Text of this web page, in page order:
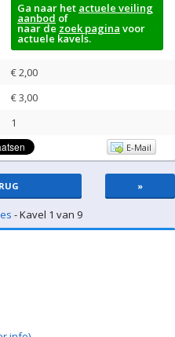
Ga naar het actuele veiling
aanbod of
naar de zoek pagina voor
actuele kavels.
€ 2,00
€3,00
1
E-Mail
»
- Kavel 1 van 9